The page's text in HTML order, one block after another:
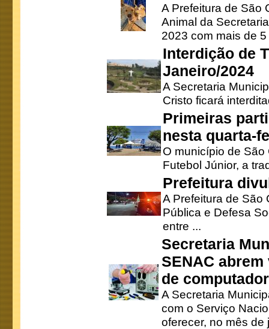
A Prefeitura de São
Animal da
2023 com mais de 5
Interdição de
Janeiro/2024
A Secretaria
Cristo ficará
Primeiras
nesta quarta-
O município de
Futebol Júnior, a
Prefeitura
A Prefeitura de São
Pública e Defesa
entre ...
Secretaria
SENAC
de
A Secretaria
com o Serviço
oferecer, no mês de